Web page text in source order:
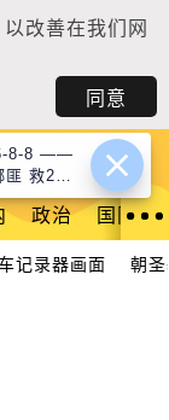
以改善在我们网
同意
登入
政治 国际
录器画面 朝圣
8-8 ——
匪 救2肉
李箱 惊